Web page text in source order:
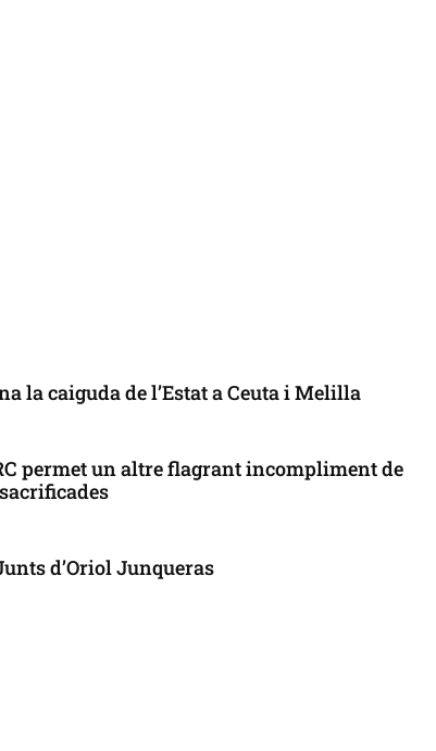
la caiguda de l’Estat a Ceuta i Melilla
permet un altre flagrant incompliment de
d’Oriol Junqueras